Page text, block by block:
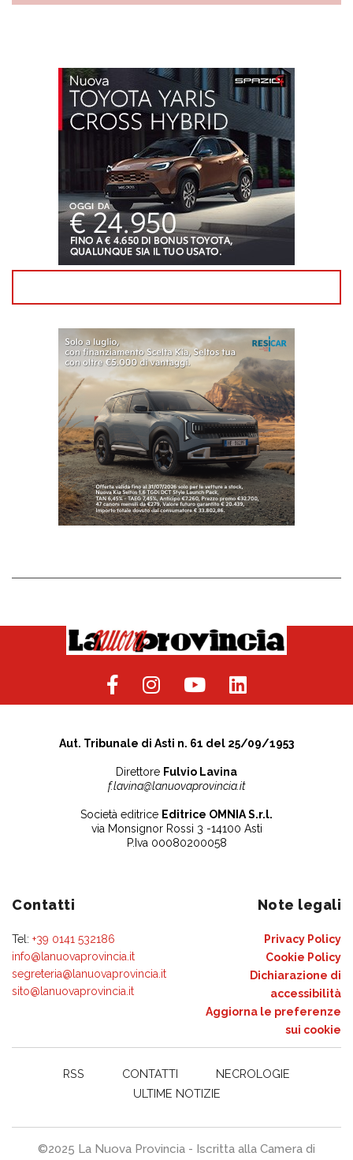
Aut. Tribunale di Asti n. 61 del 25/09/1953
Direttore Fulvio Lavina
f.lavina@lanuovaprovincia.it
Società editrice Editrice OMNIA S.r.l.
via Monsignor Rossi 3 -14100 Asti
P.Iva 00080200058
Contatti
Tel: +39 0141 532186
info@lanuovaprovincia.it
segreteria@lanuovaprovincia.it
sito@lanuovaprovincia.it
Note legali
Privacy Policy
Cookie Policy
Dichiarazione di
accessibilità
Aggiorna le preferenze
sui cookie
RSS CONTATTI
NECROLOGIE
ULTIME NOTIZIE
©2025 La Nuova Provincia - Iscritta alla Camera di